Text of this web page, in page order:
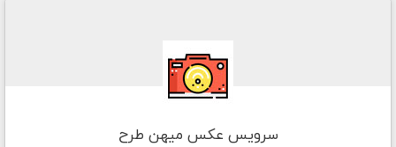
سرویس عکس میهن طرح